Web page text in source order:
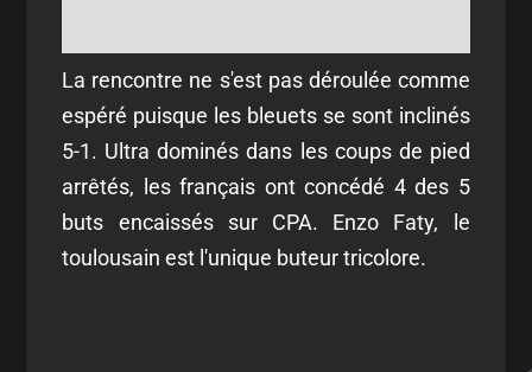
La rencontre ne s'est pas déroulée comme
espéré puisque les bleuets se sont inclinés
5-1. Ultra dominés dans les coups de pied
arrêtés, les français ont concédé 4 des 5
buts encaissés sur CPA. Enzo Faty, le
toulousain est l'unique buteur tricolore.